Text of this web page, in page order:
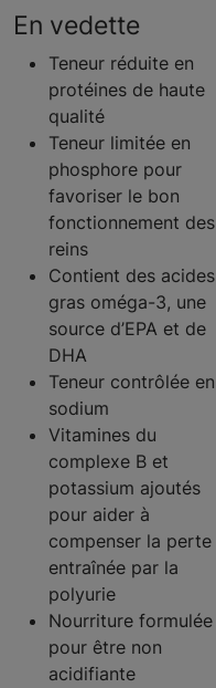
En vedette
Teneur réduite en
protéines de haute
qualité
Teneur limitée en
phosphore pour
favoriser le bon
fonctionnement des
reins
Contient des acides
gras oméga-3, une
source d’EPA et de
DHA
Teneur contrôlée en
sodium
Vitamines du
complexe B et
potassium ajoutés
pour aider à
compenser la perte
entraînée par la
polyurie
Nourriture formulée
pour être non
acidifiante